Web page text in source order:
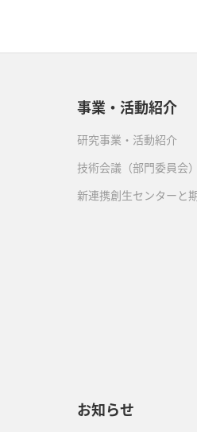
事業・活動紹介
研究事業・活動紹介
技術会議（部門委員会）
新連携創生センターと
お知らせ